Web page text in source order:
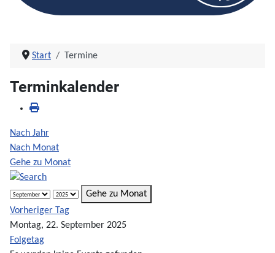
Start Termine
Terminkalender
Nach Jahr
Nach Monat
Gehe zu Monat
Gehe zu Monat
Vorheriger Tag
Montag, 22. September 2025
Folgetag